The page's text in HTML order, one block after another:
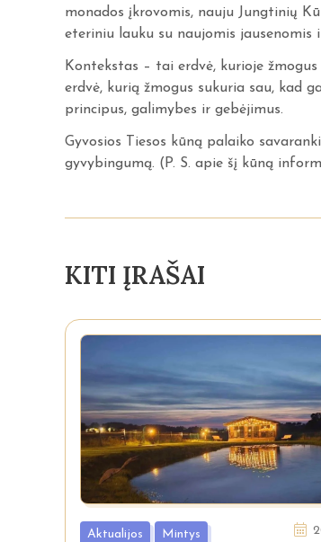
monados įkrovomis, nauju Jungtinių
eteriniu lauku su naujomis jausenomis
Kontekstas – tai erdvė, kurioje
erdvė, kurią žmogus sukuria sau, kad
principus, galimybes ir gebėjimus.
Gyvosios Tiesos kūną palaiko
gyvybingumą. (P. S. apie šį kūną
KITI ĮRAŠAI
Aktualijos Mintys